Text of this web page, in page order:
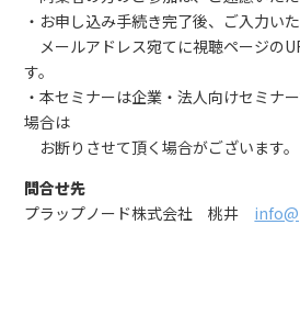
・お申し込み手続き完了後、ご入力い
メールアドレス宛てに視聴ページの
す。
・本セミナーは企業・法人向けセミナ
場合は
お断りさせて頂く場合がございます。
問合せ先
プラップノード株式会社 桃井